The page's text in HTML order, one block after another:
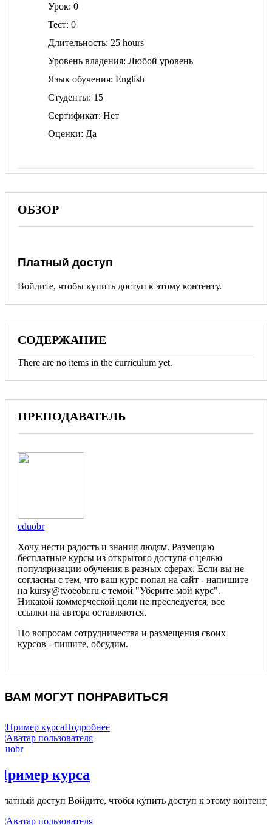
ОБЗОР
Платный доступ
Войдите, чтобы купить доступ к этому контенту.
СОДЕРЖАНИЕ
There are no items in the curriculum yet.
ПРЕПОДАВАТЕЛЬ
eduobr
Хочу нести радость и знания людям. Размещаю
бесплатные курсы из открытого доступа с целью
популяризации обучения в разных сферах. Если вы не
согласны с тем, что ваш курс попал на сайт - напишите
на kursy@tvoeobr.ru с темой "Уберите мой курс".
Никакой коммерческой цели не преследуется, все
ссылки на автора оставляются.
По вопросам сотрудничества и размещения своих
курсов - пишите, обсудим.
ВАМ МОГУТ ПОНРАВИТЬСЯ
Подробнее
курса
доступ Войдите, чтобы купить доступ к этому контенту.
Урок 0
Тест 0
Длительность 25 hours
Уровень владения Любой уровень
Язык обучения English
Студенты 15
Сертификат Нет
Оценки Да